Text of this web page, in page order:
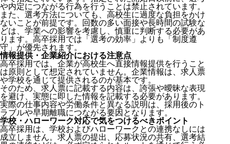
や内定につながる行為を行うことは禁止されています。
また、選考方法についても、高校生に過度な負担をかけ
ないことが前提です。回数の多い面接や長時間の試験な
どは、学業への影響を考慮し、慎重に判断する必要があ
ります。高卒採用では「選考の効率」よりも「制度遵
守」が優先されます。
情報提供・企業紹介における注意点
高卒採用では、企業が高校生へ直接情報提供を行うこと
は原則として想定されていません。企業情報は、求人票
や学校を通じて提供されるのが基本です。
そのため、求人票に記載する内容は、誇張や曖昧な表現
を避け、実態に即した情報を記載する必要があります。
実際の仕事内容や労働条件と異なる説明は、採用後のト
ラブルや早期離職につながる要因となります。
学校・ハローワーク対応で気をつけるべきポイント
高卒採用は、学校およびハローワークとの連携なしには
成立しません。求人票の提出、応募状況の共有、選考結